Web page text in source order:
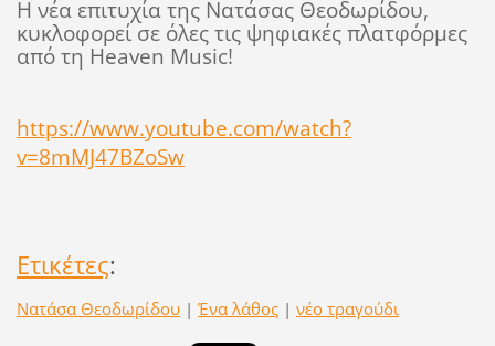
Η νέα επιτυχία της Νατάσας Θεοδωρίδου,
κυκλοφορεί σε όλες τις ψηφιακές πλατφόρμες
από τη Heaven Music!
https://www.youtube.com/watch?
v=8mMJ47BZoSw
Ετικέτες:
Νατάσα Θεοδωρίδου | Ένα λάθος | νέο τραγούδι